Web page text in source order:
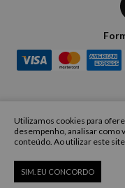
CASA FASHION
Eleonora Cintra 271 -
42.727.796/0001-29 |
Utilizamos cookies para
desempenho, analisar como
conteúdo. Ao utilizar este
SIM. EU CONCORDO